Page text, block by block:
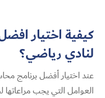
كيفية اختيار
لنادي رياضي​؟
عند اختيار أفضل برنامج
العوامل التي يجب